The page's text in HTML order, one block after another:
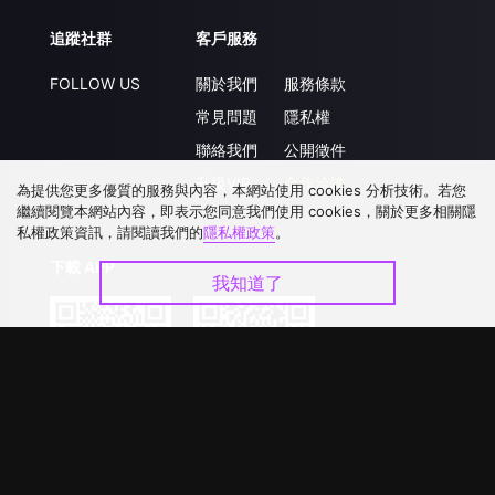
追蹤社群
FOLLOW US
客戶服務
關於我們
常見問題
聯絡我們
升級VIP
服務條款
隱私權
公開徵件
合作洽談
下載 APP
為提供您更多優質的服務與內容，本網站使用 cookies 分析技術。若您
繼續閱覽本網站內容，即表示您同意我們使用 cookies，關於更多相關隱
私權政策資訊，請閱讀我們的隱私權政策。
我知道了